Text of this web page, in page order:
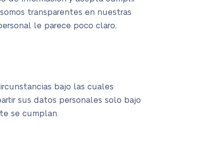
transparentes en nuestras
le parece poco claro,
bajo las cuales
sus datos personales solo bajo
se cumplan.